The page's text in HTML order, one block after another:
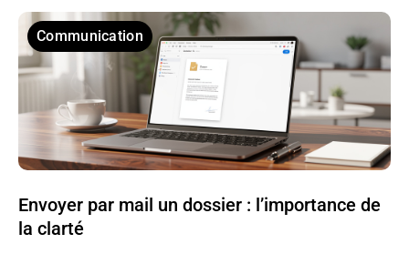
Communication
Envoyer par mail un dossier : l’importance de
la clarté